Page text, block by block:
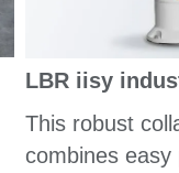
LBR iisy
This robust
combines